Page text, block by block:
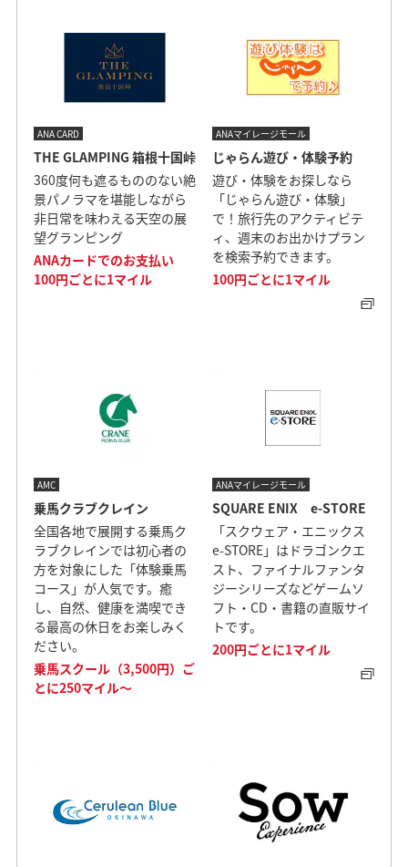
ANA CARD
THE GLAMPING 箱根十国峠
360度何も遮るもののない絶
景パノラマを堪能しながら
非日常を味わえる天空の展
望グランピング
ANAカードでのお支払い
100円ごとに1マイル
ANAマイレージモール
じゃらん遊び・体験予約
遊び・体験をお探しなら
「じゃらん遊び・体験」
で！旅行先のアクティビテ
ィ、週末のお出かけプラン
を検索予約できます。
100円ごとに1マイル
AMC
乗馬クラブクレイン
全国各地で展開する乗馬ク
ラブクレインでは初心者の
方を対象にした「体験乗馬
コース」が人気です。癒
し、自然、健康を満喫でき
る最高の休日をお楽しみく
ださい。
乗馬スクール（3,500円）ご
とに250マイル～
ANAマイレージモール
SQUARE ENIX e-STORE
「スクウェア・エニックス
e-STORE」はドラゴンクエ
スト、ファイナルファンタ
ジーシリーズなどゲームソ
フト・CD・書籍の直販サイ
トです。
200円ごとに1マイル